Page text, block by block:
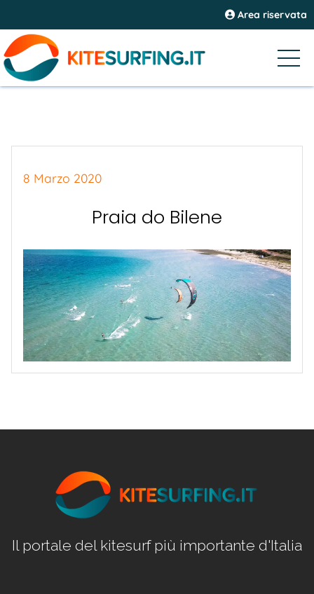
Area riservata
8 Marzo 2020
Praia do Bilene
Il portale del kitesurf più importante d'Italia